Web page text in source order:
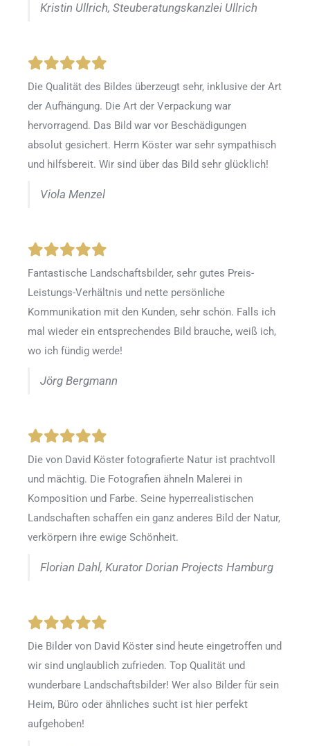
Kristin Ullrich, Steuberatungskanzlei Ullrich
Die Qualität des Bildes überzeugt sehr, inklusive der Art
der Aufhängung. Die Art der Verpackung war
hervorragend. Das Bild war vor Beschädigungen
absolut gesichert. Herrn Köster war sehr sympathisch
und hilfsbereit. Wir sind über das Bild sehr glücklich!
Viola Menzel
Fantastische Landschaftsbilder, sehr gutes Preis-
Leistungs-Verhältnis und nette persönliche
Kommunikation mit den Kunden, sehr schön. Falls ich
mal wieder ein entsprechendes Bild brauche, weiß ich,
wo ich fündig werde!
Jörg Bergmann
Die von David Köster fotografierte Natur ist prachtvoll
und mächtig. Die Fotografien ähneln Malerei in
Komposition und Farbe. Seine hyperrealistischen
Landschaften schaffen ein ganz anderes Bild der Natur,
verkörpern ihre ewige Schönheit.
Florian Dahl, Kurator Dorian Projects Hamburg
Die Bilder von David Köster sind heute eingetroffen und
wir sind unglaublich zufrieden. Top Qualität und
wunderbare Landschaftsbilder! Wer also Bilder für sein
Heim, Büro oder ähnliches sucht ist hier perfekt
aufgehoben!